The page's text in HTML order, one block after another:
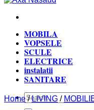
MOBILA
VOPSELE
SCULE
ELECTRICE
instalatii
SANITARE
Search
for:
Home / LIVING /